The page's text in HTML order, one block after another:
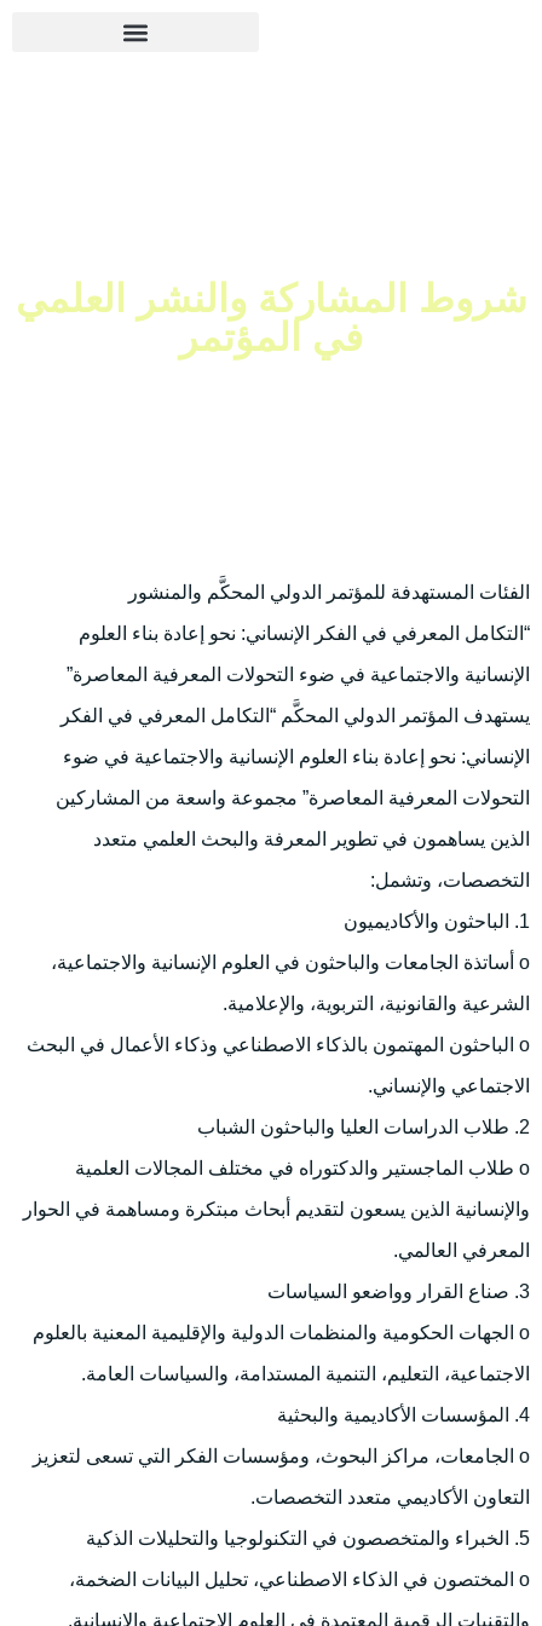
شروط المشاركة والنشر العلمي
في المؤتمر
الفئات المستهدفة للمؤتمر الدولي المحكَّم والمنشور
“التكامل المعرفي في الفكر الإنساني: نحو إعادة بناء العلوم
الإنسانية والاجتماعية في ضوء التحولات المعرفية المعاصرة”
يستهدف المؤتمر الدولي المحكَّم “التكامل المعرفي في الفكر
الإنساني: نحو إعادة بناء العلوم الإنسانية والاجتماعية في ضوء
التحولات المعرفية المعاصرة” مجموعة واسعة من المشاركين
الذين يساهمون في تطوير المعرفة والبحث العلمي متعدد
التخصصات، وتشمل:
1. الباحثون والأكاديميون
o أساتذة الجامعات والباحثون في العلوم الإنسانية والاجتماعية،
الشرعية والقانونية، التربوية، والإعلامية.
o الباحثون المهتمون بالذكاء الاصطناعي وذكاء الأعمال في البحث
الاجتماعي والإنساني.
2. طلاب الدراسات العليا والباحثون الشباب
o طلاب الماجستير والدكتوراه في مختلف المجالات العلمية
والإنسانية الذين يسعون لتقديم أبحاث مبتكرة ومساهمة في الحوار
المعرفي العالمي.
3. صناع القرار وواضعو السياسات
o الجهات الحكومية والمنظمات الدولية والإقليمية المعنية بالعلوم
الاجتماعية، التعليم، التنمية المستدامة، والسياسات العامة.
4. المؤسسات الأكاديمية والبحثية
o الجامعات، مراكز البحوث، ومؤسسات الفكر التي تسعى لتعزيز
التعاون الأكاديمي متعدد التخصصات.
5. الخبراء والمتخصصون في التكنولوجيا والتحليلات الذكية
o المختصون في الذكاء الاصطناعي، تحليل البيانات الضخمة،
والتقنيات الرقمية المعتمدة في العلوم الاجتماعية والإنسانية.